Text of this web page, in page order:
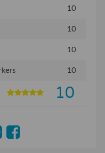
10
10
10
10
10